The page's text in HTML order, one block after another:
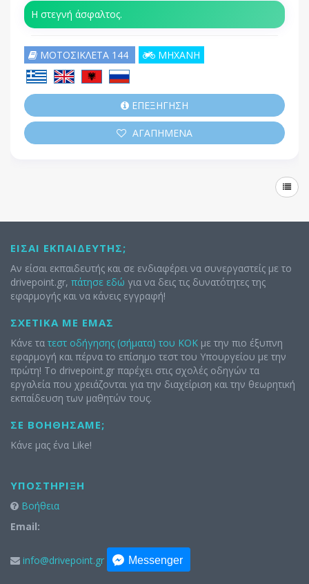
Η στεγνή άσφαλτος.
ΜΟΤΟΣΙΚΛΕΤΑ 144 ΜΗΧΑΝΗ
ΕΠΕΞΗΓΗΣΗ
ΑΓΑΠΗΜΕΝΑ
ΕΊΣΑΙ ΕΚΠΑΙΔΕΥΤΉΣ;
Αν είσαι εκπαιδευτής και σε ενδιαφέρει να συνεργαστείς με το
drivepoint.gr, πάτησε εδώ για να δεις τις δυνατότητες της
εφαρμογής και να κάνεις εγγραφή!
ΣΧΕΤΙΚΆ ΜΕ ΕΜΆΣ
Κάνε τα τεστ οδήγησης (σήματα) του ΚΟΚ με την πιο έξυπνη
εφαρμογή και πέρνα το επίσημο τεστ του Υπουργείου με την
πρώτη! Το drivepoint.gr παρέχει στις σχολές οδηγών τα
εργαλεία που χρειάζονται για την διαχείριση και την θεωρητική
εκπαίδευση των μαθητών τους.
ΣΕ ΒΟΗΘΉΣΑΜΕ;
Κάνε μας ένα Like!
ΥΠΟΣΤΉΡΙΞΗ
Βοήθεια
Email:
info@drivepoint.gr Messenger